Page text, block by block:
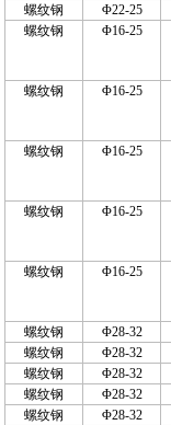
螺纹钢
Φ22-25
螺纹钢
Φ16-25
螺纹钢 Φ16-25
螺纹钢 Φ16-25
螺纹钢 Φ16-25
螺纹钢 Φ16-25
螺纹钢 Φ28-32
螺纹钢
Φ28-32
螺纹钢
Φ28-32
螺纹钢
Φ28-32
螺纹钢
Φ28-32